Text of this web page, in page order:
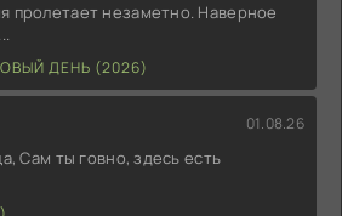
пролетает незаметно. Наверное
ДЕНЬ (2026)
01.08.26
Сам ты говно, здесь есть